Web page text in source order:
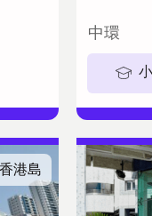
中環
香港島